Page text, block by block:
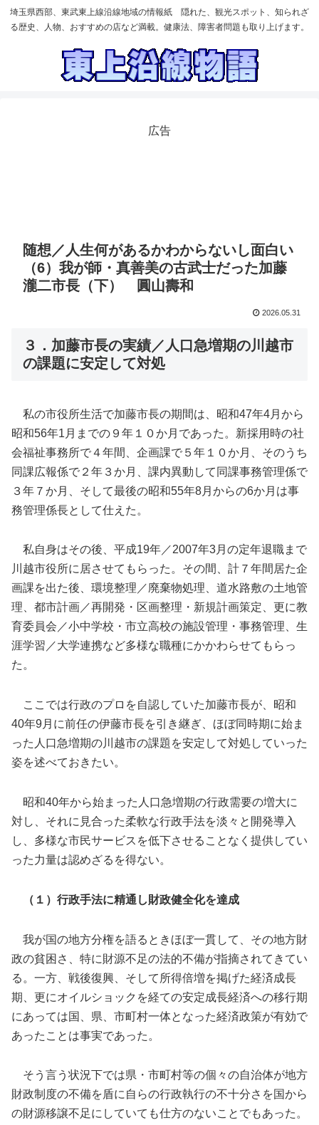
埼玉県西部、東武東上線沿線地域の情報紙 隠れた、観光スポット、知られざ
る歴史、人物、おすすめの店など満載。健康法、障害者問題も取り上げます。
広告
随想／人生何があるかわからないし面白い
（6）我が師・真善美の古武士だった加藤
瀧二市長（下） 圓山壽和
2026.05.31
３．加藤市長の実績／人口急増期の川越市
の課題に安定して対処
私の市役所生活で加藤市長の期間は、昭和47年4月から
昭和56年1月までの９年１０か月であった。新採用時の社
会福祉事務所で４年間、企画課で５年１０か月、そのうち
同課広報係で２年３か月、課内異動して同課事務管理係で
３年７か月、そして最後の昭和55年8月からの6か月は事
務管理係長として仕えた。
私自身はその後、平成19年／2007年3月の定年退職まで
川越市役所に居させてもらった。その間、計７年間居た企
画課を出た後、環境整理／廃棄物処理、道水路敷の土地管
理、都市計画／再開発・区画整理・新規計画策定、更に教
育委員会／小中学校・市立高校の施設管理・事務管理、生
涯学習／大学連携など多様な職種にかかわらせてもらっ
た。
ここでは行政のプロを自認していた加藤市長が、昭和
40年9月に前任の伊藤市長を引き継ぎ、ほぼ同時期に始ま
った人口急増期の川越市の課題を安定して対処していった
姿を述べておきたい。
昭和40年から始まった人口急増期の行政需要の増大に
対し、それに見合った柔軟な行政手法を淡々と開発導入
し、多様な市民サービスを低下させることなく提供してい
った力量は認めざるを得ない。
（１）行政手法に精通し財政健全化を達成
我が国の地方分権を語るときほぼ一貫して、その地方財
政の貧困さ、特に財源不足の法的不備が指摘されてきてい
る。一方、戦後復興、そして所得倍増を掲げた経済成長
期、更にオイルショックを経ての安定成長経済への移行期
にあっては国、県、市町村一体となった経済政策が有効で
あったことは事実であった。
そう言う状況下では県・市町村等の個々の自治体が地方
財政制度の不備を盾に自らの行政執行の不十分さを国から
の財源移譲不足にしていても仕方のないことでもあった。